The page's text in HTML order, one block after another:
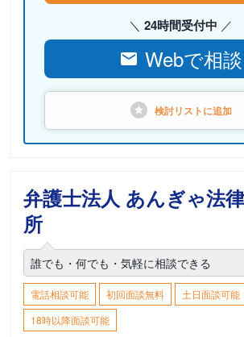
24時間受付中
Webで相談
検討リストに追加
弁護士法人 あんぎゃ法
所
誰でも・何でも・気軽に相談できる
電話相談可能 初回面談無料
土日面談可能
18時以降面談可能